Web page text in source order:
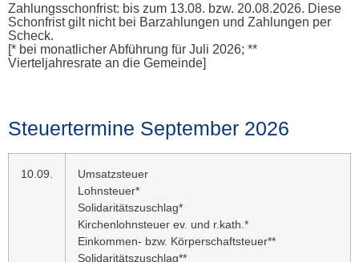
Zahlungsschonfrist: bis zum 13.08. bzw. 20.08.2026. Diese
Schonfrist gilt nicht bei Barzahlungen und Zahlungen per
Scheck.
[* bei monatlicher Abführung für Juli 2026; **
Vierteljahresrate an die Gemeinde]
Steuertermine September 2026
10.09.
Umsatzsteuer
Lohnsteuer*
Solidaritätszuschlag*
Kirchenlohnsteuer ev. und r.kath.*
Einkommen- bzw. Körperschaftsteuer**
Solidaritätszuschlag**